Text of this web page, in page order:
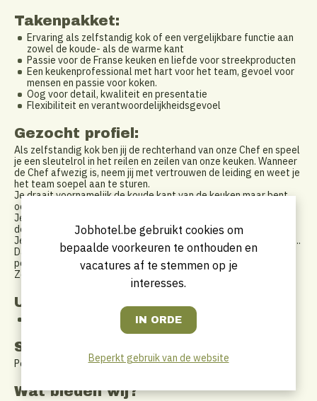
Takenpakket:
Ervaring als zelfstandig kok of een vergelijkbare functie aan
zowel de koude- als de warme kant
Passie voor de Franse keuken en liefde voor streekproducten
Een keukenprofessional met hart voor het team, gevoel voor
mensen en passie voor koken.
Oog voor detail, kwaliteit en presentatie
Flexibiliteit en verantwoordelijkheidsgevoel
Gezocht profiel:
Als zelfstandig kok ben jij de rechterhand van onze Chef en speel
je een sleutelrol in het reilen en zeilen van onze keuken. Wanneer
de Chef afwezig is, neem jij met vertrouwen de leiding en weet je
het team soepel aan te sturen.
Je draait voornamelijk de koude kant van de keuken maar bent
ook in staat om de warme kant te draaien.
Je bereidt gerechten met passie, vakmanschap en oog voor
detail.
Je zorgt dat elk bord klopt — in smaak, presentatie en foodcost..
Daarnaast bewaak je de kwaliteit en draag je bij aan een
positieve, inspirerende werksfeer waarin het team kan groeien.
Zelfstandige huisvesting is bespreekbaar.
Uurrooster
45 -uur contract woensdag t/m zondag. Bespreekbaar.
Startdatum
Per direct.
Wat bieden wij?
Jobhotel.be gebruikt cookies om
bepaalde voorkeuren te onthouden en
vacatures af te stemmen op je
interesses.
Beperkt gebruik van de website